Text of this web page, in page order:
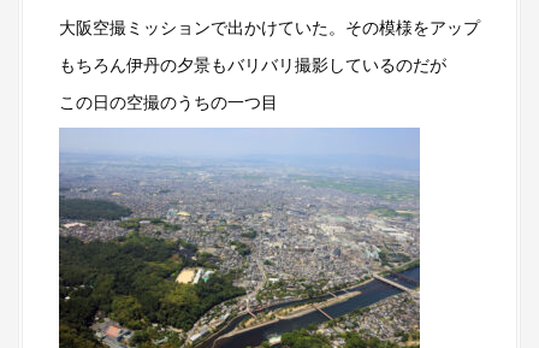
大阪空撮ミッションで出かけていた。その模様をアップ
もちろん伊丹の夕景もバリバリ撮影しているのだが
この日の空撮のうちの一つ目